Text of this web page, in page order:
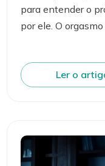
para entender o
por ele. O orgasmo
Ler o